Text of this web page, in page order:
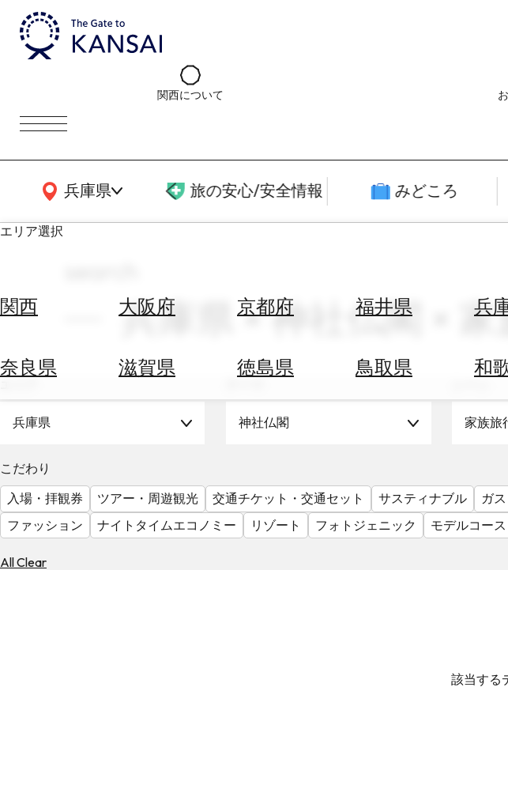
関西について
兵庫県
関西広域MAP 旅の安心/安全情報 みどころ
エリア選択
関西 大阪府 京都府 福井県 兵
奈良県 滋賀県 徳島県 鳥取県 和
ホ
す
替
を
調
べ
天
兵庫県 × 神社仏閣 × 家
兵庫県 神社仏閣 家族旅
こだわり
入場・拝観券
ツアー・周遊観光 交通チケット・交通セット サスティナブル ガ
ファッション
ナイトタイムエコノミー リゾート フォトジェニック モデルコース
All Clear
該当する